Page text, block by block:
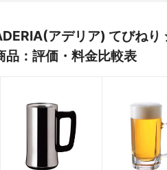
アデリア) てびね
品：評価・料金比較表